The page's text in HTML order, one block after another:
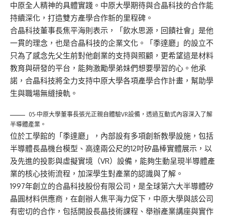
中原全人精神的具體實踐。中原大學期待與合晶科技的合作能
持續深化，打造雙方產學合作新的里程碑。
合晶科技董事長焦平海則表示，「飲水思源，回饋社會」是他
一貫的理念，也是合晶科技的企業文化。「季達廳」的設立不
只為了感念先父生前對他創業的支持與照顧，更希望這是材料
教育與研發的平台，能夠激勵學弟妹們想要學習的心。他承
諾，合晶科技將全力支持中原大學各項產學合作計畫，幫助學
生與職場無縫接軌。
05-中原大學董事長張光正親自體驗VR設備，透過互動式內容深入了解
半導體產業。
位於工學館的「季達廳」，內部設有多項創新教學設施，包括
半導體長晶機台模型、高達兩公尺的12吋矽晶棒實體展示，以
及先進的投影與虛擬實境（VR）設備，能夠生動呈現半導體產
業的核心技術流程，加深學生對產業的認識與了解。
1997年創立的合晶科技股份有限公司，是全球第六大半導體矽
晶圓材料供應商，在創辦人焦平海力促下，中原大學與該公司
有密切的合作，包括開設長晶技術課程、舉辦產業講座與實作